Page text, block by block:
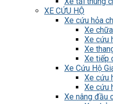
XE CỨU HỘ
Xe cứu hỏa
Xe
Xe cứu
Xe
Xe tiếp
Xe Cứu Hộ
Xe cứu
Xe cứu
Xe nâng đầu